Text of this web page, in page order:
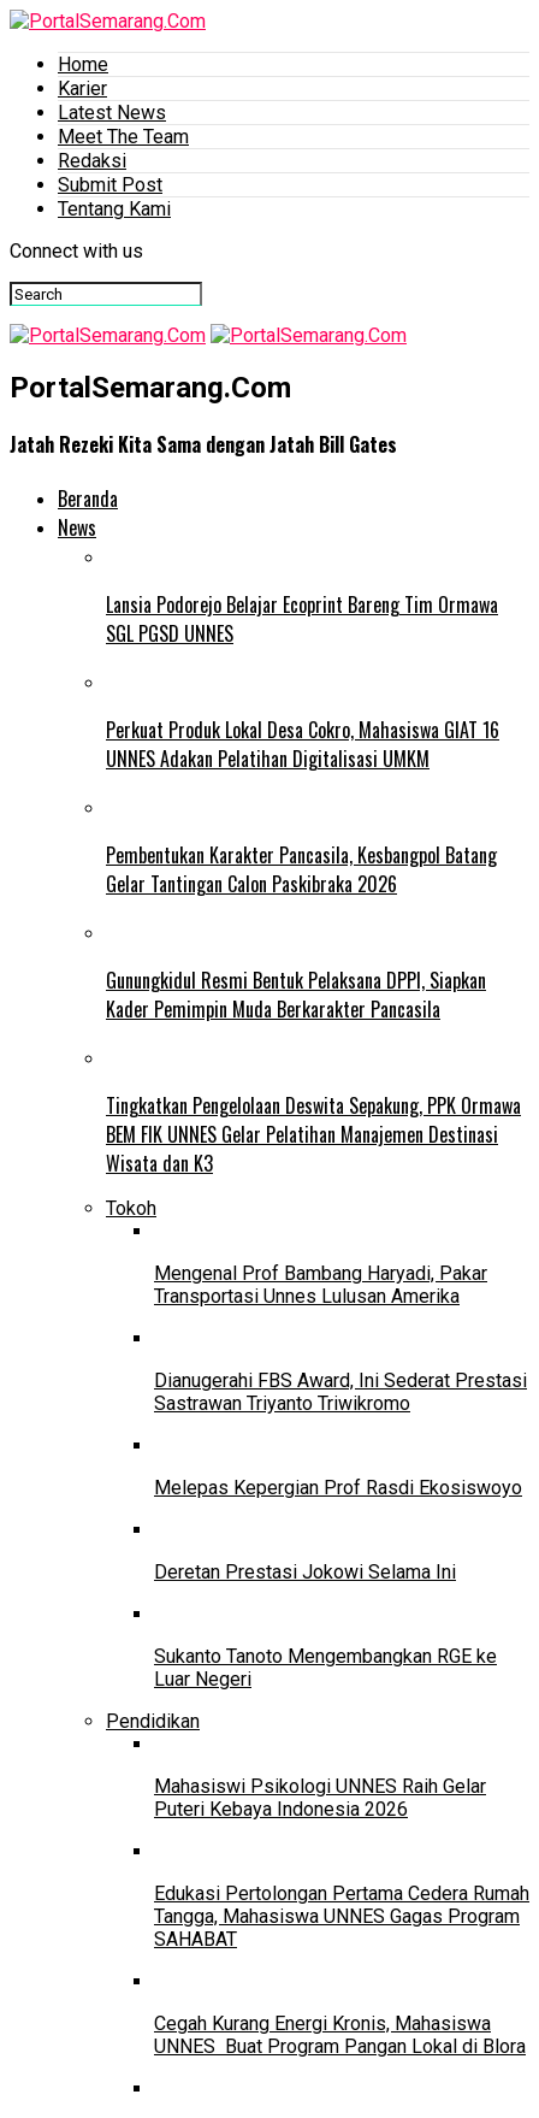
Home
Karier
Latest News
Meet The Team
Redaksi
Submit Post
Tentang Kami
Connect with us
PortalSemarang.Com
Jatah Rezeki Kita Sama dengan Jatah Bill Gates
Beranda
News
Lansia Podorejo Belajar Ecoprint Bareng Tim Ormawa
SGL PGSD UNNES
Perkuat Produk Lokal Desa Cokro, Mahasiswa GIAT 16
UNNES Adakan Pelatihan Digitalisasi UMKM
Pembentukan Karakter Pancasila, Kesbangpol Batang
Gelar Tantingan Calon Paskibraka 2026
Gunungkidul Resmi Bentuk Pelaksana DPPI, Siapkan
Kader Pemimpin Muda Berkarakter Pancasila
Tingkatkan Pengelolaan Deswita Sepakung, PPK Ormawa
BEM FIK UNNES Gelar Pelatihan Manajemen Destinasi
Wisata dan K3
Tokoh
Mengenal Prof Bambang Haryadi, Pakar
Transportasi Unnes Lulusan Amerika
Dianugerahi FBS Award, Ini Sederat Prestasi
Sastrawan Triyanto Triwikromo
Melepas Kepergian Prof Rasdi Ekosiswoyo
Deretan Prestasi Jokowi Selama Ini
Sukanto Tanoto Mengembangkan RGE ke
Luar Negeri
Pendidikan
Mahasiswi Psikologi UNNES Raih Gelar
Puteri Kebaya Indonesia 2026
Edukasi Pertolongan Pertama Cedera Rumah
Tangga, Mahasiswa UNNES Gagas Program
SAHABAT
Cegah Kurang Energi Kronis, Mahasiswa
UNNES Buat Program Pangan Lokal di Blora